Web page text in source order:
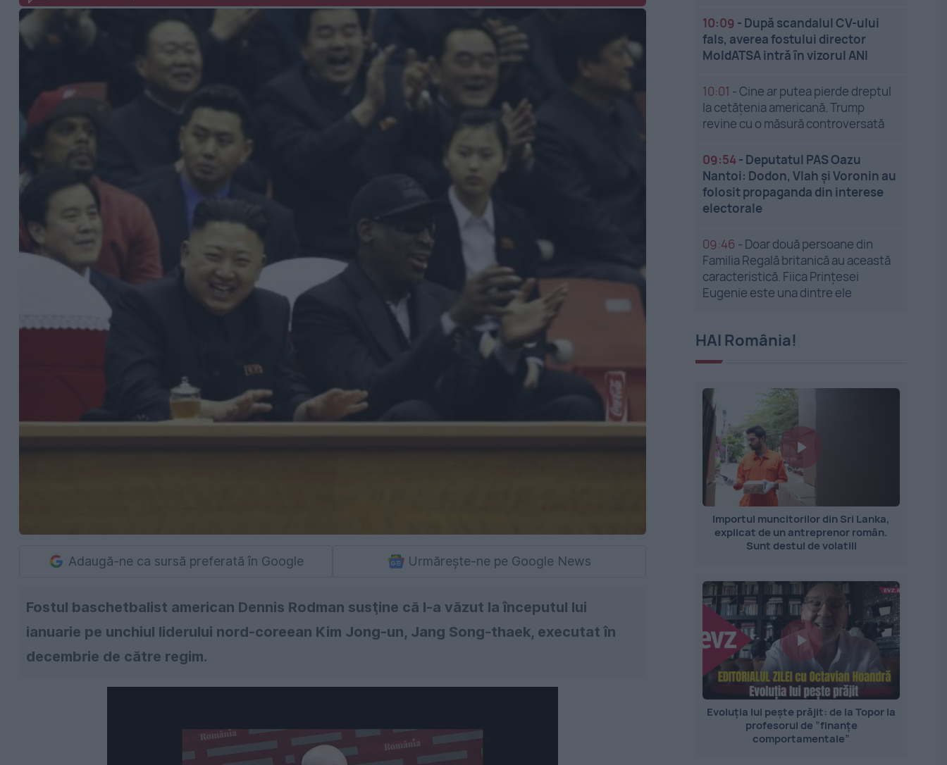
Adaugă-ne ca sursă preferată în Google Urmărește-ne pe Google News
Fostul baschetbalist american Dennis Rodman susţine că l-a văzut la începutul lui
ianuarie pe unchiul liderului nord-coreean Kim Jong-un, Jang Song-thaek, executat în
decembrie de către regim.
10:09 - După scandalul CV-ului
fals, averea fostului director
MoldATSA intră în vizorul ANI
10:01 -Cine ar putea pierde dreptul
la cetățenia americană. Trump
revine cu o măsură controversată
09:54- Deputatul PAS Oazu
Nantoi: Dodon, Vlah și Voronin au
folosit propaganda din interese
electorale
09:46 - Doar două persoane din
Familia Regală britanică au această
caracteristică. Fiica Prințesei
Eugenie este una dintre ele
HAI România!
Importul muncitorilor din Sri Lanka,
explicat de un antreprenor român.
Sunt destul de volatili
Evoluția lui pește prăjit: de la Topor la
profesorul de ”finanțe
comportamentale”